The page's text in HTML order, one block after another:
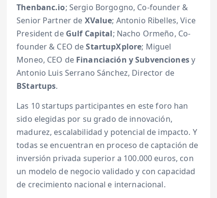
Thenbanc.io; Sergio Borgogno, Co-founder &
Senior Partner de XValue; Antonio Ribelles, Vice
President de Gulf Capital; Nacho Ormeño, Co-
founder & CEO deStartupXplore; Miguel
Moneo, CEO de Financiación y Subvencionesy
Antonio Luis Serrano Sánchez, Director de
BStartups.
Las 10 startups participantes en este foro han
sido elegidas por su grado de innovación,
madurez, escalabilidad y potencial de impacto. Y
todas se encuentran en proceso de captación de
inversión privada superior a 100.000 euros, con
un modelo de negocio validado y con capacidad
de crecimiento nacional e internacional.